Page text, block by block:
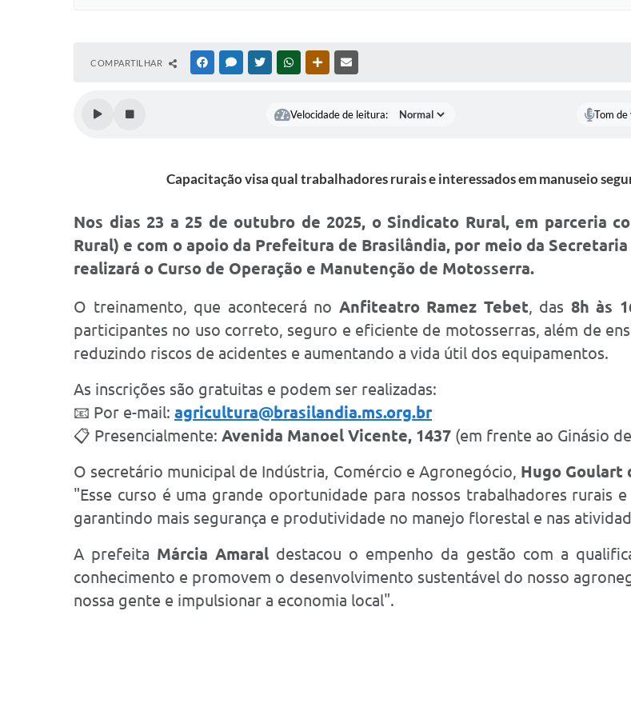
COMPARTILHAR FACEBOOKMESSENGER
TWITTERWHATSAPPOUTRAS MÍDIAS
Velocidade de leitura: Tom de
Capacitação visa qual trabalhadores rurais e interessados em manuseio
Nos dias 23 a 25 de outubro de 2025, o Sindicato Rural, em parceria
Rural) e com o apoio da Prefeitura de Brasilândia, por meio da
realizará o Curso de Operação e Manutenção de Motosserra.
O treinamento, que acontecerá no Anfiteatro Ramez Tebet, das 8h às
participantes no uso correto, seguro e eficiente de motosserras, além de
reduzindo riscos de acidentes e aumentando a vida útil dos equipamentos.
As inscrições são gratuitas e podem ser realizadas:
📧 Por e-mail: agricultura@brasilandia.ms.org.br
📋 Presencialmente: Avenida Manoel Vicente, 1437 (em frente ao Ginásio
O secretário municipal de Indústria, Comércio e Agronegócio, Hugo Goulart
"Esse curso é uma grande oportunidade para nossos trabalhadores rurais
garantindo mais segurança e produtividade no manejo florestal e nas
A prefeita Márcia Amaral destacou o empenho da gestão com a
conhecimento e promovem o desenvolvimento sustentável do nosso
nossa gente e impulsionar a economia local".